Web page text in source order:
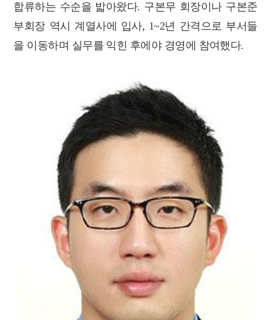
합류하는 수순을 밟아왔다. 구본무 회장이나 구본준
부회장 역시 계열사에 입사, 1~2년 간격으로 부서들
을 이동하며 실무를 익힌 후에야 경영에 참여했다.